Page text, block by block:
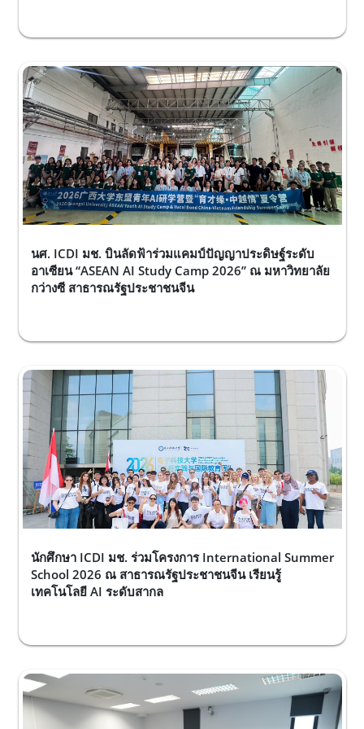
นศ. ICDI มช. บินลัดฟ้าร่วมแคมป์ปัญญาประดิษฐ์ระดับ
อาเซียน “ASEAN AI Study Camp 2026” ณ มหาวิทยาลัย
กว่างซี สาธารณรัฐประชาชนจีน
นักศึกษา ICDI มช. ร่วมโครงการ International Summer
School 2026 ณ สาธารณรัฐประชาชนจีน เรียนรู้
เทคโนโลยี AI ระดับสากล